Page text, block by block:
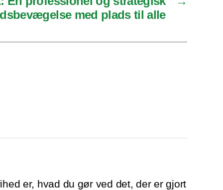
med plads til alle
er, hvad du gør ved det, der er gjort